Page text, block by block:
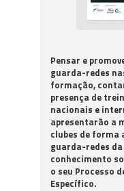
Pensar e
guarda-redes
formação,
presença de
nacionais e
apresentarão a
clubes de
guarda-redes
conhecimento
o seu Processo
Específico.